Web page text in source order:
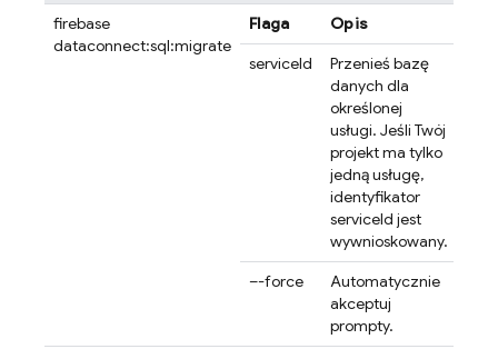
firebase
dataconnect:sql:migrate
Flaga
Opis
serviceId
Przenieś bazę
danych dla
określonej
usługi. Jeśli Twój
projekt ma tylko
jedną usługę,
identyfikator
serviceId jest
wywnioskowany.
–-force
Automatycznie
akceptuj
prompty.